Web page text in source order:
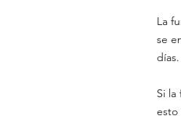
La
se
días.
Si
esto